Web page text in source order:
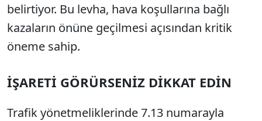
belirtiyor. Bu levha, hava koşullarına bağlı
kazaların önüne geçilmesi açısından kritik
öneme sahip.
İŞARETİ GÖRÜRSENİZ DİKKAT EDİN
Trafik yönetmeliklerinde 7.13 numarayla